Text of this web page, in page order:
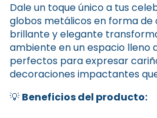
Dale un toque único a tus
globos metálicos en forma de
brillante y elegante
ambiente en un espacio lleno
perfectos para expresar
decoraciones impactantes
💡 Beneficios del producto: